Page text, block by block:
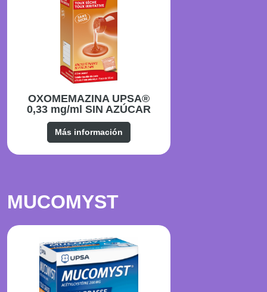
OXOMEMAZINA UPSA®
0,33 mg/ml SIN AZÚCAR
Más información
MUCOMYST